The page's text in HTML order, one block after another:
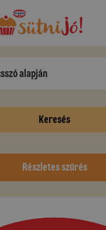
Keresés
Részletes szűrés